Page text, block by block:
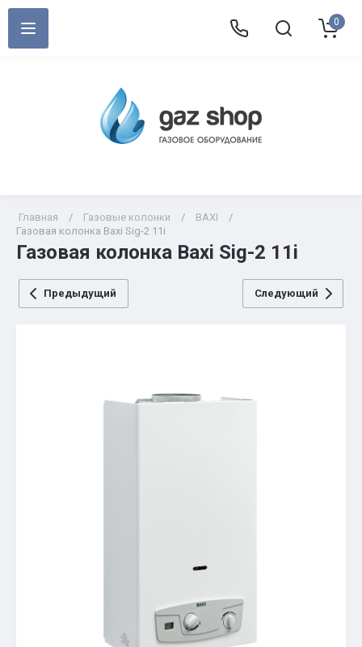
0
Главная / Газовые колонки / BAXI
/
Газовая колонка Baxi Sig-2 11i
Газовая колонка Baxi Sig-2 11i
Предыдущий Следующий